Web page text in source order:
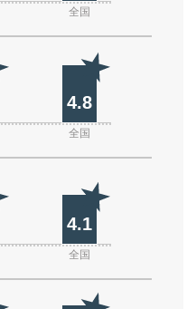
全国
4.8
全国
4.1
全国